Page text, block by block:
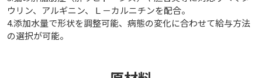
ウリン、アルギニン、Ｌ－カルニチンを配合。
4.添加水量で形状を調整可能、病態の変化に合わせて給与方法
の選択が可能。